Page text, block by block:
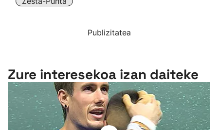
Publizitatea
Zure interesekoa izan daiteke